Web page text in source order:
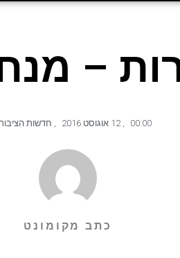
–
00:00
, 12 אוגוסט 2016 , חדשות
כתב מקומונט